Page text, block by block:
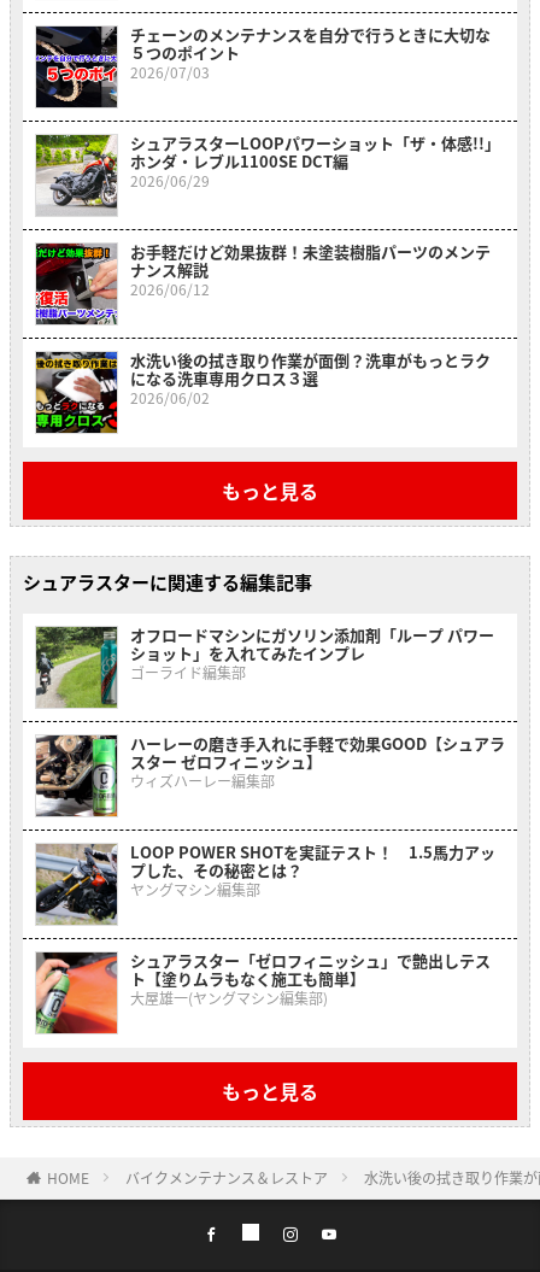
チェーンのメンテナンスを自分で行うときに大切な
５つのポイント
2026/07/03
シュアラスターLOOPパワーショット「ザ・体感!!」
ホンダ・レブル1100SE DCT編
2026/06/29
お手軽だけど効果抜群！未塗装樹脂パーツのメンテ
ナンス解説
2026/06/12
水洗い後の拭き取り作業が面倒？洗車がもっとラク
になる洗車専用クロス３選
2026/06/02
もっと見る
シュアラスターに関連する編集記事
オフロードマシンにガソリン添加剤「ループ パワー
ショット」を入れてみたインプレ
ゴーライド編集部
ハーレーの磨き手入れに手軽で効果GOOD【シュアラ
スター ゼロフィニッシュ】
ウィズハーレー編集部
LOOP POWER SHOTを実証テスト！ 1.5馬力アッ
プした、その秘密とは？
ヤングマシン編集部
シュアラスター「ゼロフィニッシュ」で艶出しテス
ト【塗りムラもなく施工も簡単】
大屋雄一(ヤングマシン編集部)
もっと見る
HOME バイクメンテナンス＆レストア 水洗い後の拭き取り作業